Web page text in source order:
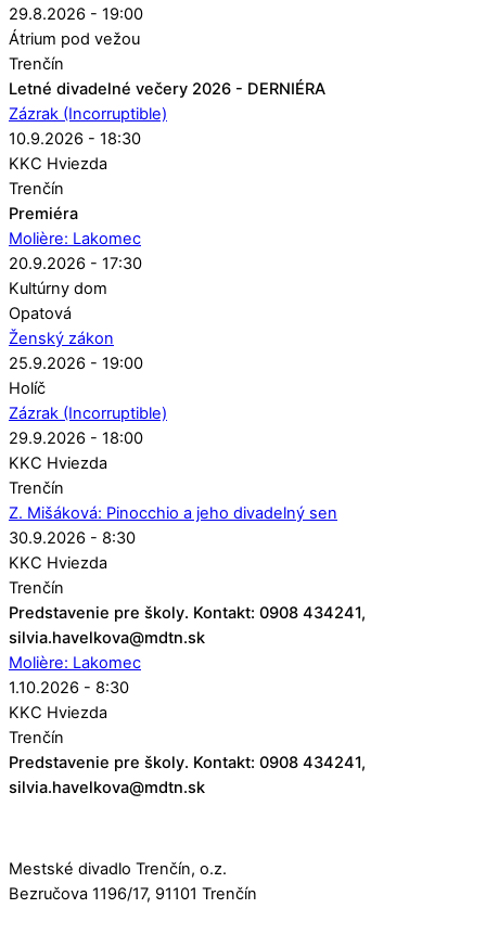
29.8.2026 - 19:00
Átrium pod vežou
Trenčín
Letné divadelné večery 2026 - DERNIÉRA
Zázrak (Incorruptible)
10.9.2026 - 18:30
KKC Hviezda
Trenčín
Premiéra
Molière: Lakomec
20.9.2026 - 17:30
Kultúrny dom
Opatová
Ženský zákon
25.9.2026 - 19:00
Holíč
Zázrak (Incorruptible)
29.9.2026 - 18:00
KKC Hviezda
Trenčín
Z. Mišáková: Pinocchio a jeho divadelný sen
30.9.2026 - 8:30
KKC Hviezda
Trenčín
Predstavenie pre školy. Kontakt: 0908 434241,
silvia.havelkova@mdtn.sk
Molière: Lakomec
1.10.2026 - 8:30
KKC Hviezda
Trenčín
Predstavenie pre školy. Kontakt: 0908 434241,
silvia.havelkova@mdtn.sk
Mestské divadlo Trenčín, o.z.
Bezručova 1196/17, 91101 Trenčín